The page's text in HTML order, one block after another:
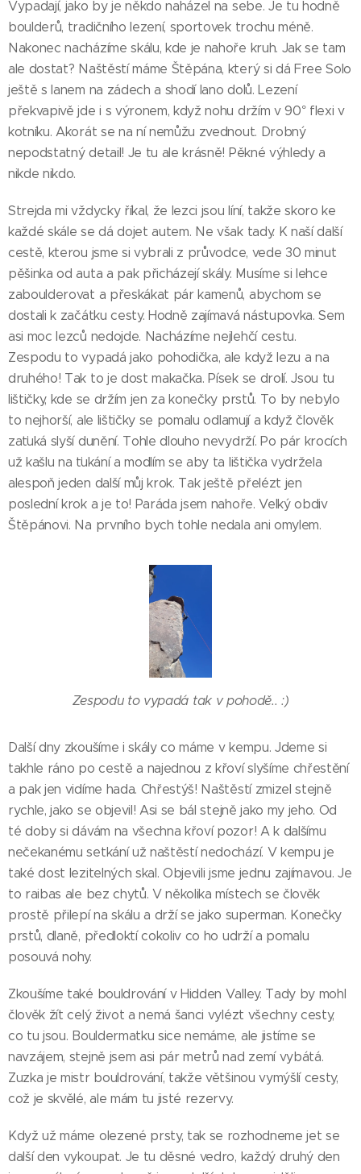
Vypadají, jako by je někdo naházel na sebe. Je tu hodně
boulderů, tradičního lezení, sportovek trochu méně.
Nakonec nacházíme skálu, kde je nahoře kruh. Jak se tam
ale dostat? Naštěstí máme Štěpána, který si dá Free Solo
ještě s lanem na zádech a shodí lano dolů. Lezení
překvapivě jde i s výronem, když nohu držím v 90° flexi v
kotníku. Akorát se na ní nemůžu zvednout. Drobný
nepodstatný detail! Je tu ale krásně! Pěkné výhledy a
nikde nikdo.
Strejda mi vždycky říkal, že lezci jsou líní, takže skoro ke
každé skále se dá dojet autem. Ne však tady. K naší další
cestě, kterou jsme si vybrali z průvodce, vede 30 minut
pěšinka od auta a pak přicházejí skály. Musíme si lehce
zaboulderovat a přeskákat pár kamenů, abychom se
dostali k začátku cesty. Hodně zajímavá nástupovka. Sem
asi moc lezců nedojde. Nacházíme nejlehčí cestu.
Zespodu to vypadá jako pohodička, ale když lezu a na
druhého! Tak to je dost makačka. Písek se drolí. Jsou tu
lištičky, kde se držím jen za konečky prstů. To by nebylo
to nejhorší, ale lištičky se pomalu odlamují a když člověk
zaťuká slyší dunění. Tohle dlouho nevydrží. Po pár krocích
už kašlu na ťukání a modlím se aby ta lištička vydržela
alespoň jeden další můj krok. Tak ještě přelézt jen
poslední krok a je to! Paráda jsem nahoře. Velký obdiv
Štěpánovi. Na prvního bych tohle nedala ani omylem.
Zespodu to vypadá tak v pohodě.. :)
Další dny zkoušíme i skály co máme v kempu. Jdeme si
takhle ráno po cestě a najednou z křoví slyšíme chřestění
a pak jen vidíme hada. Chřestýš! Naštěstí zmizel stejně
rychle, jako se objevil! Asi se bál stejně jako my jeho. Od
té doby si dávám na všechna křoví pozor! A k dalšímu
nečekanému setkání už naštěstí nedochází. V kempu je
také dost lezitelných skal. Objevili jsme jednu zajímavou. Je
to raibas ale bez chytů. V několika místech se člověk
prostě přilepí na skálu a drží se jako superman. Konečky
prstů, dlaně, předloktí cokoliv co ho udrží a pomalu
posouvá nohy.
Zkoušíme také bouldrování v Hidden Valley. Tady by mohl
člověk žít celý život a nemá šanci vylézt všechny cesty,
co tu jsou. Bouldermatku sice nemáme, ale jistíme se
navzájem, stejně jsem asi pár metrů nad zemí vybátá.
Zuzka je mistr bouldrování, takže většinou vymýšlí cesty,
což je skvělé, ale mám tu jisté rezervy.
Když už máme olezené prsty, tak se rozhodneme jet se
další den vykoupat. Je tu děsné vedro, každý druhý den